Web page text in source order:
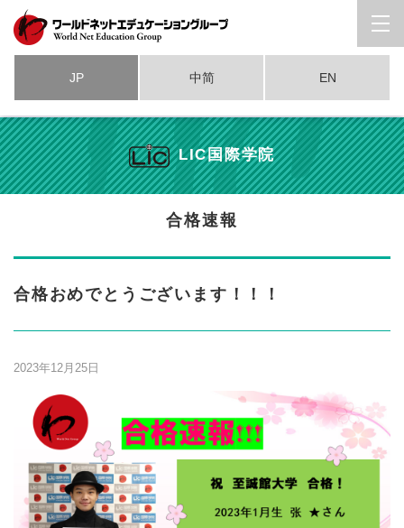
JP 中简 EN
LIC国際学院
合格速報
合格おめでとうございます！！！
2023年12月25日